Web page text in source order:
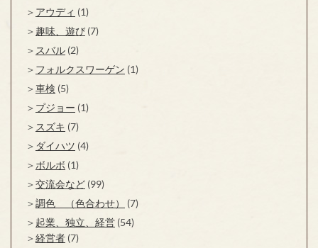
アウディ (1)
趣味、遊び (7)
スバル (2)
フォルクスワーゲン (1)
車検 (5)
プジョー (1)
スズキ (7)
ダイハツ (4)
ボルボ (1)
交流会など (99)
調色 （色合わせ）
(7)
起業、独立、経営 (54)
経営者 (7)